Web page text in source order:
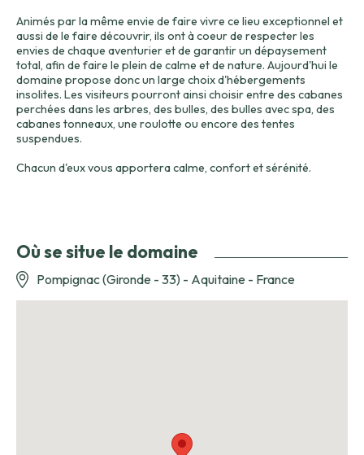
Animés par la même envie de faire vivre ce lieu exceptionnel et
aussi de le faire découvrir, ils ont à coeur de respecter les
envies de chaque aventurier et de garantir un dépaysement
total, afin de faire le plein de calme et de nature. Aujourd'hui le
domaine propose donc un large choix d'hébergements
insolites. Les visiteurs pourront ainsi choisir entre des cabanes
perchées dans les arbres, des bulles, des bulles avec spa, des
cabanes tonneaux, une roulotte ou encore des tentes
suspendues.
Chacun d'eux vous apportera calme, confort et sérénité.
Où se situe le domaine
Pompignac (Gironde - 33) - Aquitaine - France